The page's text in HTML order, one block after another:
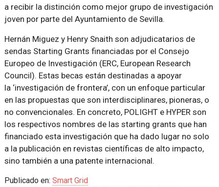
a recibir la distinción como mejor grupo de investigación
joven por parte del Ayuntamiento de Sevilla.
Hernán Miguez y Henry Snaith son adjudicatarios de
sendas Starting Grants financiadas por el Consejo
Europeo de Investigación (ERC, European Research
Council). Estas becas están destinadas a apoyar
la ‘investigación de frontera’, con un enfoque particular
en las propuestas que son interdisciplinares, pioneras, o
no convencionales. En concreto, POLIGHT e HYPER son
los respectivos nombres de las starting grants que han
financiado esta investigación que ha dado lugar no solo
a la publicación en revistas científicas de alto impacto,
sino también a una patente internacional.
Publicado en: Smart Grid